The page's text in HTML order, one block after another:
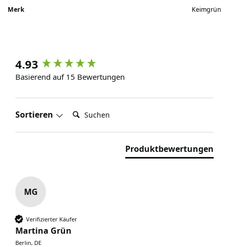
Merk Keimgrün
4.93
Basierend auf 15 Bewertungen
Sortieren Suchen:
Produktbewertungen
MG
Verifizierter Käufer
Martina Grün
Berlin, DE